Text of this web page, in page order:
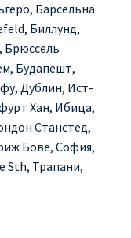
Барсельна
Биллунд,
Брюссель
Будапешт,
Дублин, Ист-
Хан, Ибица,
Станстед,
Бове, София,
Sth, Трапани,